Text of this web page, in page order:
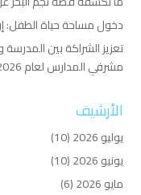
دخول مساحة حياة الطفل:
تعزيز الشراكة بين
مشرفي المدارس لعام 2026
الأرشيف
يوليو 2026
(10)
يونيو 2026
(10)
مايو 2026
(6)